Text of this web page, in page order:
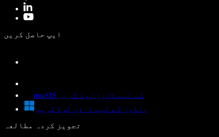
ایپ حاصل کریں
macOS کے لیے ڈاؤن لوڈ کریں
ونڈوز کے لیے ڈاؤن لوڈ کریں
تجویز کردہ مطالعہ